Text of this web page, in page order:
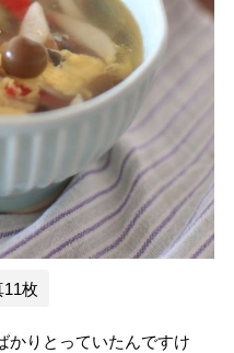
11枚
りとっていたんですけ